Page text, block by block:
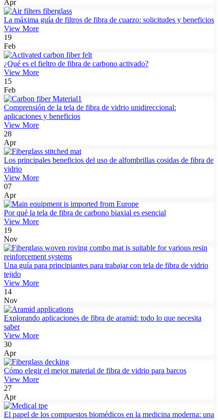
Apr
La máxima guía de filtros de fibra de cuarzo: solicitudes y beneficios
View More
19
Feb
¿Qué es el fieltro de fibra de carbono activado?
View More
15
Feb
Comprensión de la tela de fibra de vidrio unidireccional:
aplicaciones y beneficios
View More
28
Apr
Los principales beneficios del uso de alfombrillas cosidas de fibra de
vidrio
View More
07
Apr
Por qué la tela de fibra de carbono biaxial es esencial
View More
19
Nov
Una guía para principiantes para trabajar con tela de fibra de vidrio
tejido
View More
14
Nov
Explorando aplicaciones de fibra de aramid: todo lo que necesita
saber
View More
30
Apr
Cómo elegir el mejor material de fibra de vidrio para barcos
View More
27
Apr
El papel de los compuestos biomédicos en la medicina moderna: una